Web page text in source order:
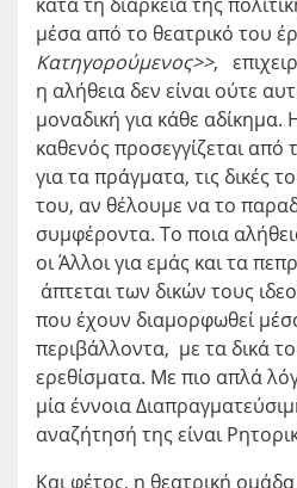
μέσα από το θεατρικό του
Κατηγορούμενος>>,
η αλήθεια δεν είναι ούτε
μοναδική για κάθε αδίκημα.
καθενός προσεγγίζεται από
για τα πράγματα, τις δικές
του, αν θέλουμε να το
συμφέροντα. Το ποια
οι Άλλοι για εμάς και τα
άπτεται των δικών τους
που έχουν διαμορφωθεί
περιβάλλοντα, με τα δικά
ερεθίσματα. Με πιο απλά
μία έννοια
αναζήτησή της είναι
Και φέτος, η θεατρική